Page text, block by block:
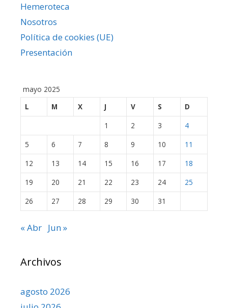
Hemeroteca
Nosotros
Política de cookies (UE)
Presentación
mayo 2025
L
M X J V S
D
1
2 3
4
5
6 7 8 9 10
11
12
13 14 15 16 17
18
19
20 21 22 23 24
25
26
27 28 29 30 31
« Abr Jun »
Archivos
agosto 2026